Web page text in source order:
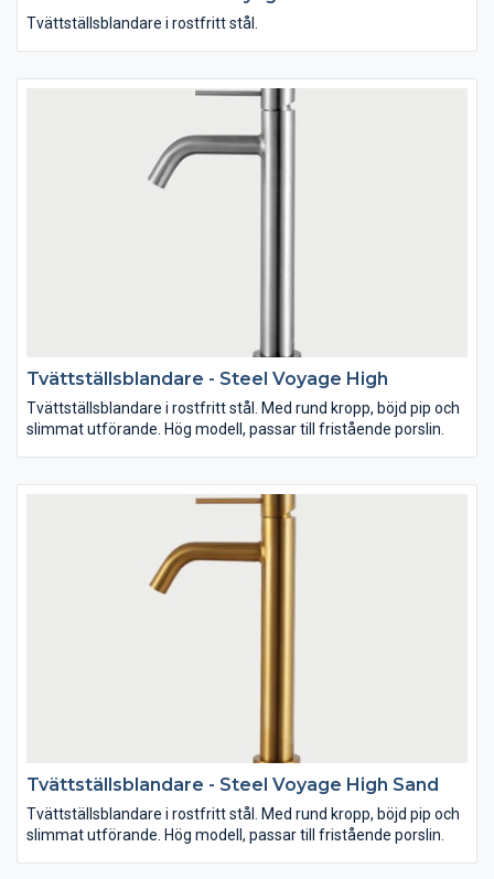
Tvättställsblandare i rostfritt stål.
Tvättställsblandare - Steel Voyage High
Tvättställsblandare i rostfritt stål. Med rund kropp, böjd pip och
slimmat utförande. Hög modell, passar till fristående porslin.
Tvättställsblandare - Steel Voyage High Sand
Tvättställsblandare i rostfritt stål. Med rund kropp, böjd pip och
slimmat utförande. Hög modell, passar till fristående porslin.